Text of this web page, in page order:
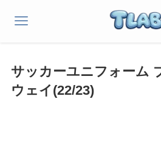
サッカーユニフォーム
ウェイ(22/23)